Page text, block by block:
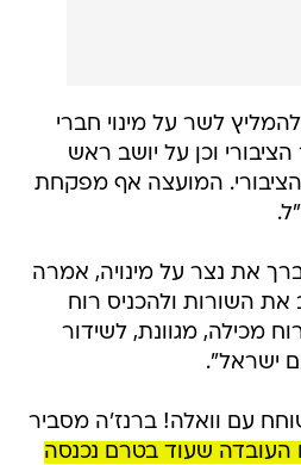
לשר על מינוי חברי
וכן על יושב ראש
המועצה אף מפקחת
את נצר על מינויה, אמרה
את השורות ולהכניס רוח
מכילה, מגוונת, לשידור
ישראל".
עם וואלה! ברנז'ה מסביר
העובדה שעוד בטרם נכנסה